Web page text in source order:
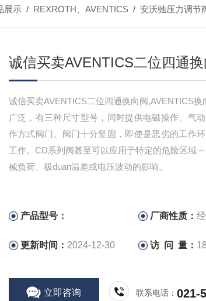
展示/ REXROTH、AVENTICS/ 安沃驰压力调节
诚信买卖AVENTICS二位四通
诚信买卖AVENTICS二位四通换向阀,AVENTICS换
广泛，有三种尺寸型号，同时提供电磁操作、气
作方式阀门。阀门十分坚固，即使是恶劣的工作
工作。CD系列阀甚至可以应用于特定的危险区域
械负荷、极duan温差或电压波动的影响。
产品型号： 厂商性质：
更新时间： 2024-12-30 访 问 量：
立即咨询 联系电话：021-